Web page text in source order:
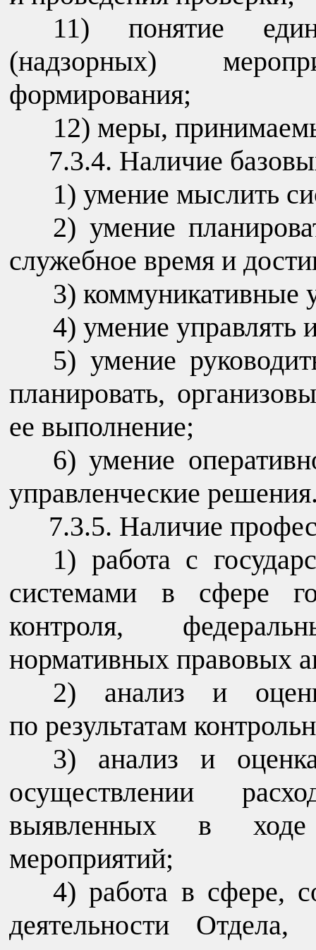
понятие
(надзорных)
формирования;
меры,
7.3.4. Наличие
умение мыслить
умение
служебное время и
коммуникативные
умение управлять
умение
планировать,
ее выполнение;
умение
управленческие
7.3.5. Наличие
работа с
системами в сфере
контроля,
нормативных правовых
анализ и
по результатам
анализ и
осуществлении
выявленных в ходе
мероприятий;
работа в сфере,
деятельности